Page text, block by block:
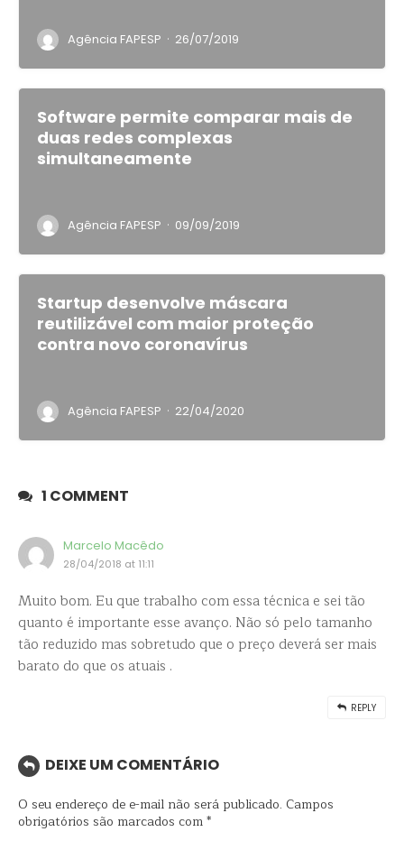
Agência FAPESP · 26/07/2019
Software permite comparar mais de
duas redes complexas
simultaneamente
Agência FAPESP · 09/09/2019
Startup desenvolve máscara
reutilizável com maior proteção
contra novo coronavírus
Agência FAPESP · 22/04/2020
1 COMMENT
Marcelo Macêdo
28/04/2018 at 11:11
Muito bom. Eu que trabalho com essa técnica e sei tão
quanto é importante esse avanço. Não só pelo tamanho
tão reduzido mas sobretudo que o preço deverá ser mais
barato do que os atuais .
REPLY
DEIXE UM COMENTÁRIO
O seu endereço de e-mail não será publicado. Campos
obrigatórios são marcados com*